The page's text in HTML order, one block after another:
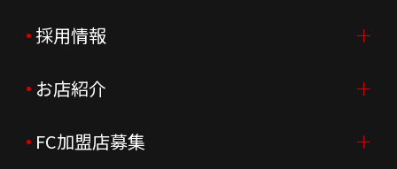
ご挨拶
会社概要
会社沿革
IR情報TOP
ニュースリリース
月次売上
採用情報
採用情報TOP
新卒採用
お店紹介
店舗を探す・予約する
FC加盟店募集